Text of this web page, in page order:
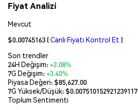
Fiyat Analizi
Mevcut
$0.00745163 (Canlı Fiyatı Kontrol Et )
Son trendler
24H Değişim:+2.08%
7G Değişim:+3.40%
Piyasa Değeri:$85,627.00
7G Yüksek/Düşük: $0.007510152921239117
Toplum Sentimenti